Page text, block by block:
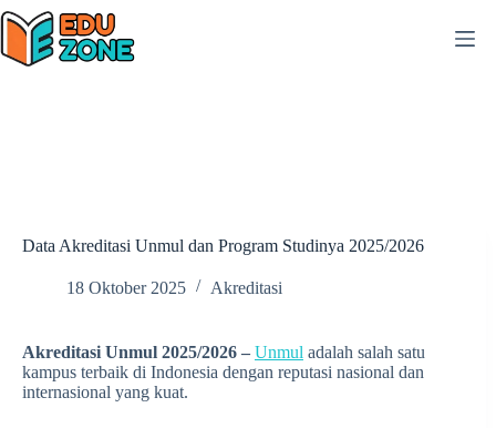
Skip
to
content
Data Akreditasi Unmul dan Program Studinya 2025/2026
18 Oktober 2025 Akreditasi
Akreditasi Unmul 2025/2026 – Unmul adalah salah satu
kampus terbaik di Indonesia dengan reputasi nasional dan
internasional yang kuat.